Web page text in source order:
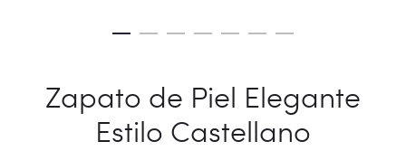
Zapato de Piel Elegante
Estilo Castellano